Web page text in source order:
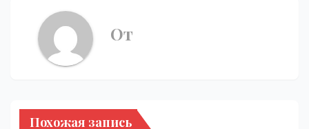
От
Похожая запись